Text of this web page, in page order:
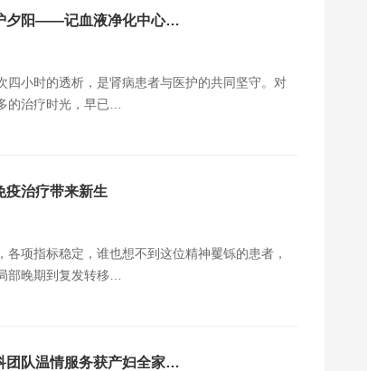
夕阳——记血液净化中心…
四小时的透析，是肾病患者与医护的共同坚守。对
的治疗时光，早已…
疫治疗带来新生
项指标稳定，谁也想不到这位精神矍铄的患者，
部晚期到复发转移…
队温情服务获产妇全家…